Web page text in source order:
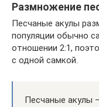
Размножение
Песчаные акулы
популяции обычно
отношении 2:1,
с одной самкой.
Песчаные акулы